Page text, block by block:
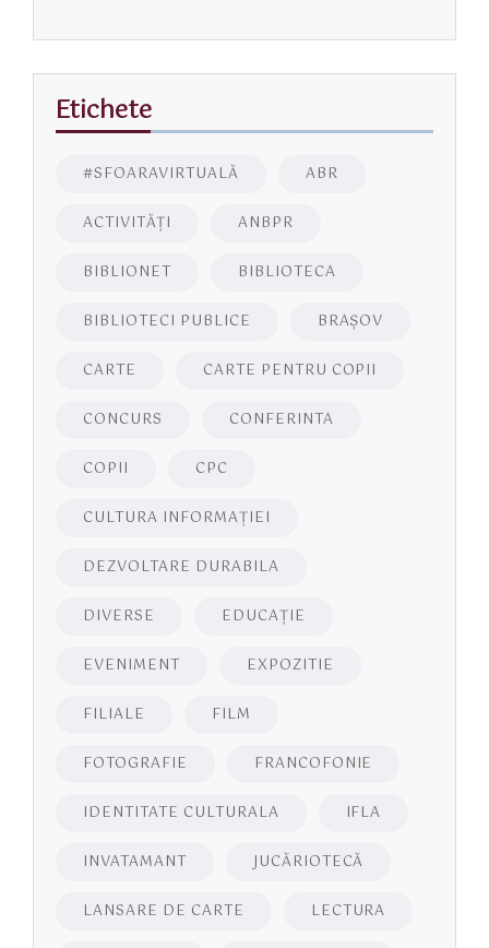
Etichete
#SFOARAVIRTUALĂ ABR
ACTIVITĂŢI ANBPR
BIBLIONET BIBLIOTECA
BIBLIOTECI PUBLICE BRAŞOV
CARTE CARTE PENTRU COPII
CONCURS CONFERINTA
COPII CPC
CULTURA INFORMAŢIEI
DEZVOLTARE DURABILA
DIVERSE EDUCAŢIE
EVENIMENT EXPOZITIE
FILIALE FILM
FOTOGRAFIE FRANCOFONIE
IDENTITATE CULTURALA IFLA
INVATAMANT JUCĂRIOTECĂ
LANSARE DE CARTE LECTURA